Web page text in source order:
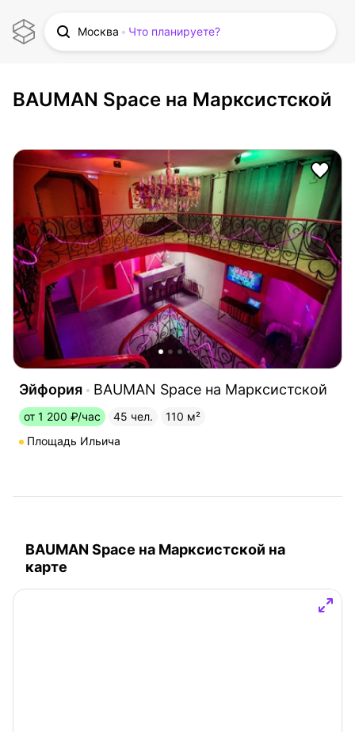
Москва Что планируете?
BAUMAN Space на Марксистской
Эйфория BAUMAN Space на Марксистской
от 1 200 ₽/час 45 чел.
110 м²
Площадь Ильича
BAUMAN Space на Марксистской на
карте